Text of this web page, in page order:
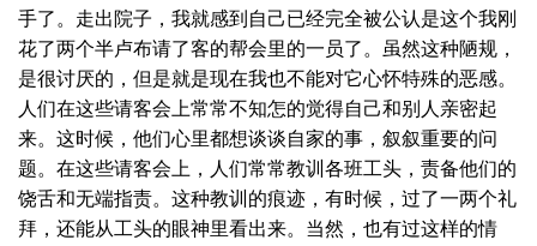
手了。走出院子，我就感到自己已经完全被公认是这个我刚
花了两个半卢布请了客的帮会里的一员了。虽然这种陋规，
是很讨厌的，但是就是现在我也不能对它心怀特殊的恶感。
人们在这些请客会上常常不知怎的觉得自己和别人亲密起
来。这时候，他们心里都想谈谈自家的事，叙叙重要的问
题。在这些请客会上，人们常常教训各班工头，责备他们的
饶舌和无端指责。这种教训的痕迹，有时候，过了一两个礼
拜，还能从工头的眼神里看出来。当然，也有过这样的情